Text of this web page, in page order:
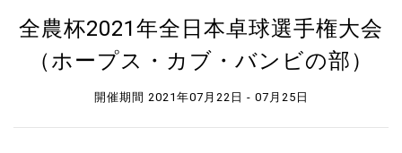
全農杯2021年全日本卓球選手権大会
（ホープス・カブ・バンビの部）
開催期間 2021年07月22日 - 07月25日